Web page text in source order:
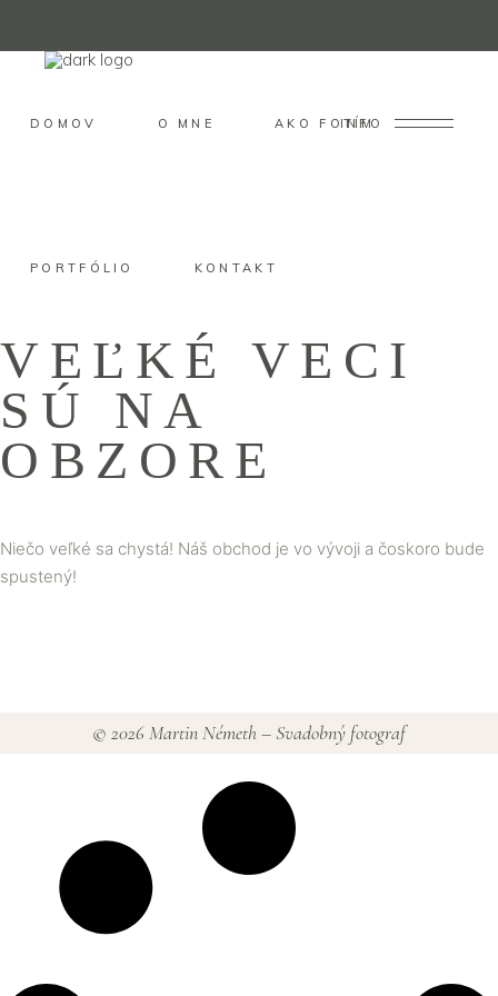
DOMOV O MNE AKO FOTÍM
PORTFÓLIO KONTAKT
INFO
VEĽKÉ VECI
SÚ NA
OBZORE
Niečo veľké sa chystá! Náš obchod je vo vývoji a čoskoro bude
spustený!
© 2026 Martin Németh – Svadobný fotograf